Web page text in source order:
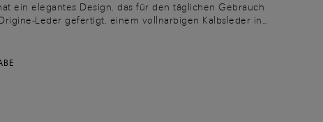
ein elegantes Design, das für den täglichen Gebrauch
Leder gefertigt, einem vollnarbigen Kalbsleder in
Die handgefertigte „Velatura“ sorgt für raffinierte
während die mittige Tasche und drei Fächer mit